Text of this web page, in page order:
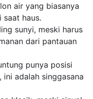
air yang biasanya
haus.
sunyi, meski harus
dari pantauan
punya posisi
adalah singgasana